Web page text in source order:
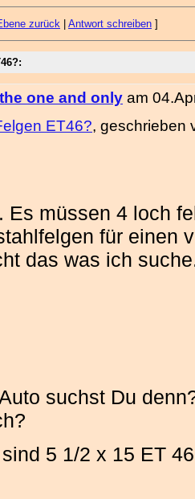
zurück Antwort schreiben ]
the one and only am
ET46?, geschrieben
Es müssen 4 loch
für einen
das was ich
suchst Du
5 1/2 x 15 ET